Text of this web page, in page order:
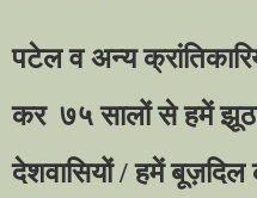
पटेल व अन्य
कर ७५ सालों से हमें
देशवासियों / हमें बूज़दिल